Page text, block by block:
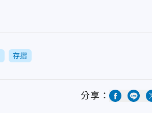
存摺
分享：